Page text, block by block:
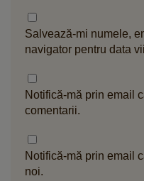
Salvează-mi numele,
navigator pentru data
Notifică-mă prin email
comentarii.
Notifică-mă prin email
noi.